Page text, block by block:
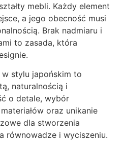
mebli. Każdy element
a jego obecność musi
Brak nadmiaru i
to zasada, która
stylu japońskim to
naturalnością i
o detale, wybór
oraz unikanie
dla stworzenia
równowadze i wyciszeniu.